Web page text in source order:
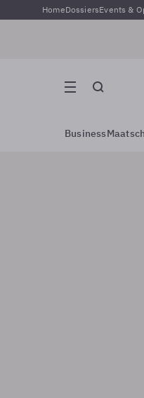
HomeDossiersEvents &
Business